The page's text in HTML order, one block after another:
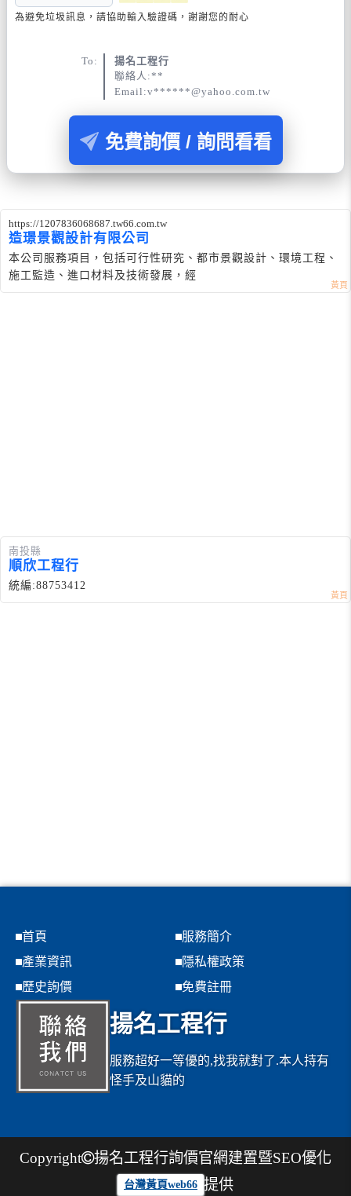
為避免垃圾訊息，請協助輸入驗證碼，謝謝您的耐心
To:
揚名工程行
聯絡人:**
Email:v******@yahoo.com.tw
免費詢價 / 詢問看看
https://1207836068687.tw66.com.tw
造璟景觀設計有限公司
本公司服務項目，包括可行性研究、都市景觀設計、環境工程、
施工監造、進口材料及技術發展，經
南投縣
順欣工程行
統編:88753412
首頁
服務簡介
產業資訊
隱私權政策
歷史詢價
免費註冊
揚名工程行
服務超好一等優的,找我就對了.本人持有
怪手及山貓的
Copyright 揚名工程行詢價官網建置暨SEO優化
台灣黃頁web66 提供